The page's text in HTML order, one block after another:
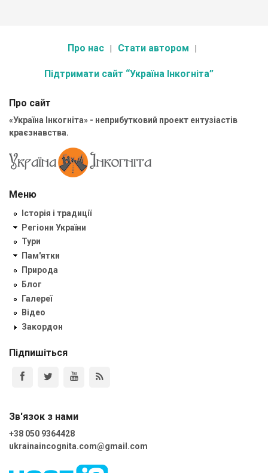
Про нас Стати автором
Підтримати сайт “Україна Інкогніта”
Про сайт
«Україна Інкогніта» - неприбутковий проект ентузіастів
краєзнавства.
Меню
Історія і традиції
Регіони України
Тури
Пам'ятки
Природа
Блог
Галереї
Відео
Закордон
Підпишіться
Зв'язок з нами
+38 050 9364428
ukrainaincognita.com@gmail.com